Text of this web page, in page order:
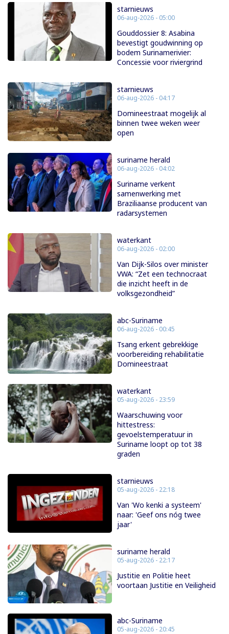
starnieuws
06-aug-2026 - 05:00
Gouddossier 8: Asabina
bevestigt goudwinning op
bodem Surinamerivier:
Concessie voor riviergrind
starnieuws
06-aug-2026 - 04:17
Domineestraat mogelijk al
binnen twee weken weer
open
suriname herald
06-aug-2026 - 04:02
Suriname verkent
samenwerking met
Braziliaanse producent van
radarsystemen
waterkant
06-aug-2026 - 02:00
Van Dijk-Silos over minister
VWA: “Zet een technocraat
die inzicht heeft in de
volksgezondheid”
abc-Suriname
06-aug-2026 - 00:45
Tsang erkent gebrekkige
voorbereiding rehabilitatie
Domineestraat
waterkant
05-aug-2026 - 23:59
Waarschuwing voor
hittestress:
gevoelstemperatuur in
Suriname loopt op tot 38
graden
starnieuws
05-aug-2026 - 22:18
Van 'Wo kenki a systeem'
naar: 'Geef ons nóg twee
jaar'
suriname herald
05-aug-2026 - 22:17
Justitie en Politie heet
voortaan Justitie en Veiligheid
abc-Suriname
05-aug-2026 - 20:45